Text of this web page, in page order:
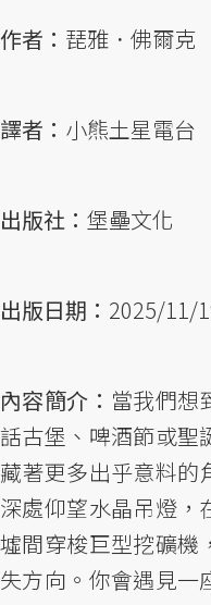
作者： 琵雅．佛爾克
譯者： 小熊土星電台
出版社： 堡壘文化
出版日期： 2025/11/
內容簡介： 當我們想
話古堡、啤酒節或聖
藏著更多出乎意料
深處仰望水晶吊燈，
墟間穿梭巨型挖礦機
失方向。你會遇見一